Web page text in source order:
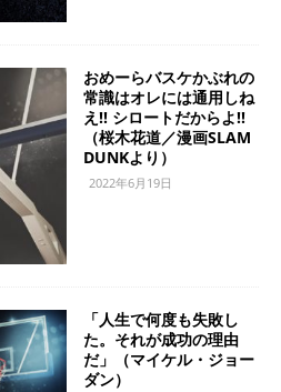
おめーらバスケかぶれの
常識はオレには通用しね
え!! シロートだからよ!!
（桜木花道／漫画SLAM
DUNKより）
2022年6月19日
「人生で何度も失敗し
た。それが成功の理由
だ」（マイケル・ジョー
ダン）